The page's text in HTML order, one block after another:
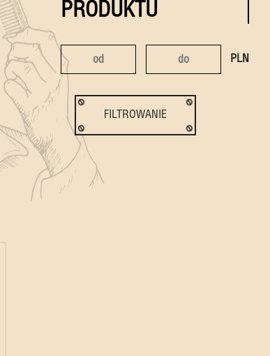
PRODUKTU
PLN
FILTROWANIE